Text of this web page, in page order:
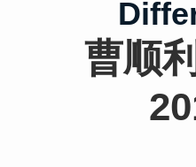
曹顺